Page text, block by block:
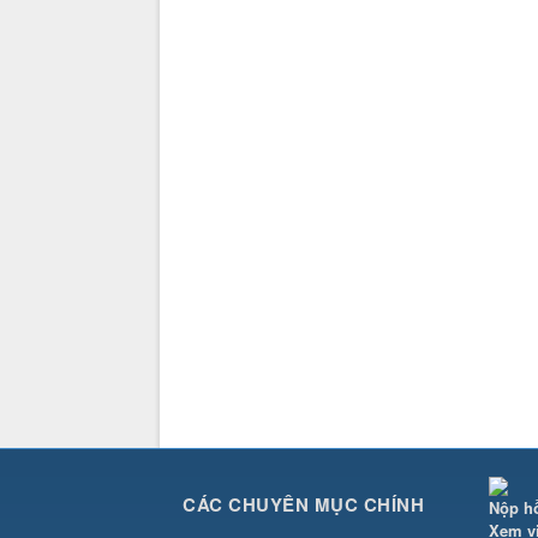
CÁC CHUYÊN MỤC CHÍNH
Nộp
Xem